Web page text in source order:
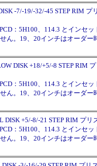
-7/-19/-32/-45 STEP RIM
：5H100、114.3 とインセッ
ん。19、20インチはオーダー
DISK +18/+5/-8 STEP RIM
：5H100、114.3 とインセッ
ん。19、20インチはオーダー
DISK +5/-8/-21 STEP RIM プ
：5H100、114.3 とインセッ
ん。19、20インチはオーダー